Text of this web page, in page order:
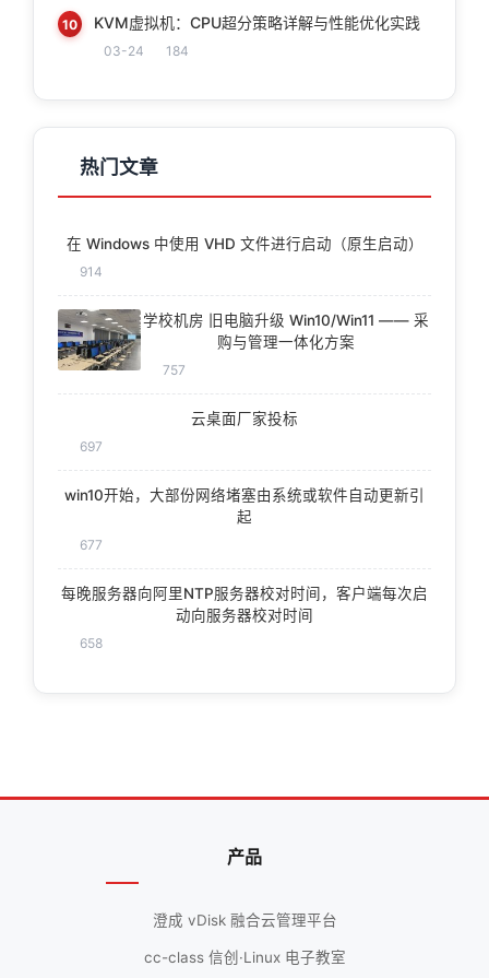
10 KVM虚拟机：CPU超分策略详解与性能优化实践
03-24 184
热门文章
在 Windows 中使用 VHD 文件进行启动（原生启动）
914
学校机房 旧电脑升级 Win10/Win11 —— 采
购与管理一体化方案
757
云桌面厂家投标
697
win10开始，大部份网络堵塞由系统或软件自动更新引
起
677
每晚服务器向阿里NTP服务器校对时间，客户端每次启
动向服务器校对时间
658
产品
澄成 vDisk 融合云管理平台
cc-class 信创·Linux 电子教室